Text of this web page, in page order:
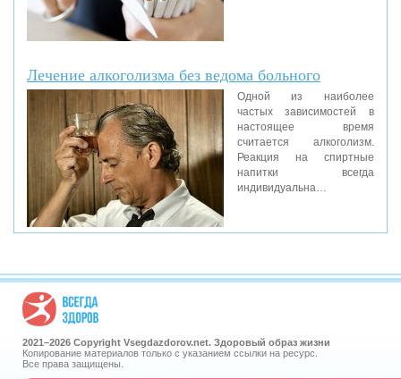
Лечение алкоголизма без ведома больного
Одной из наиболее
частых зависимостей в
настоящее время
считается алкоголизм.
Реакция на спиртные
напитки всегда
индивидуальна…
2021–2026 Copyright Vsegdazdorov.net. Здоровый образ жизни
Копирование материалов только с указанием ссылки на ресурс.
Все права защищены.